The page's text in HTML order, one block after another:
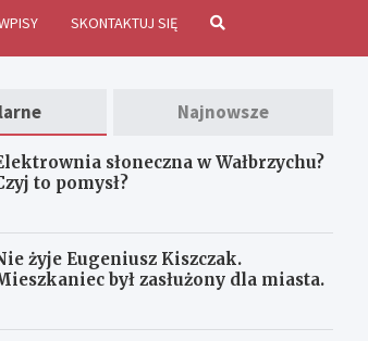
SKONTAKTUJ SIĘ
Najnowsze
słoneczna w Wałbrzychu?
to pomysł?
żyje Eugeniusz Kiszczak.
był zasłużony dla miasta.